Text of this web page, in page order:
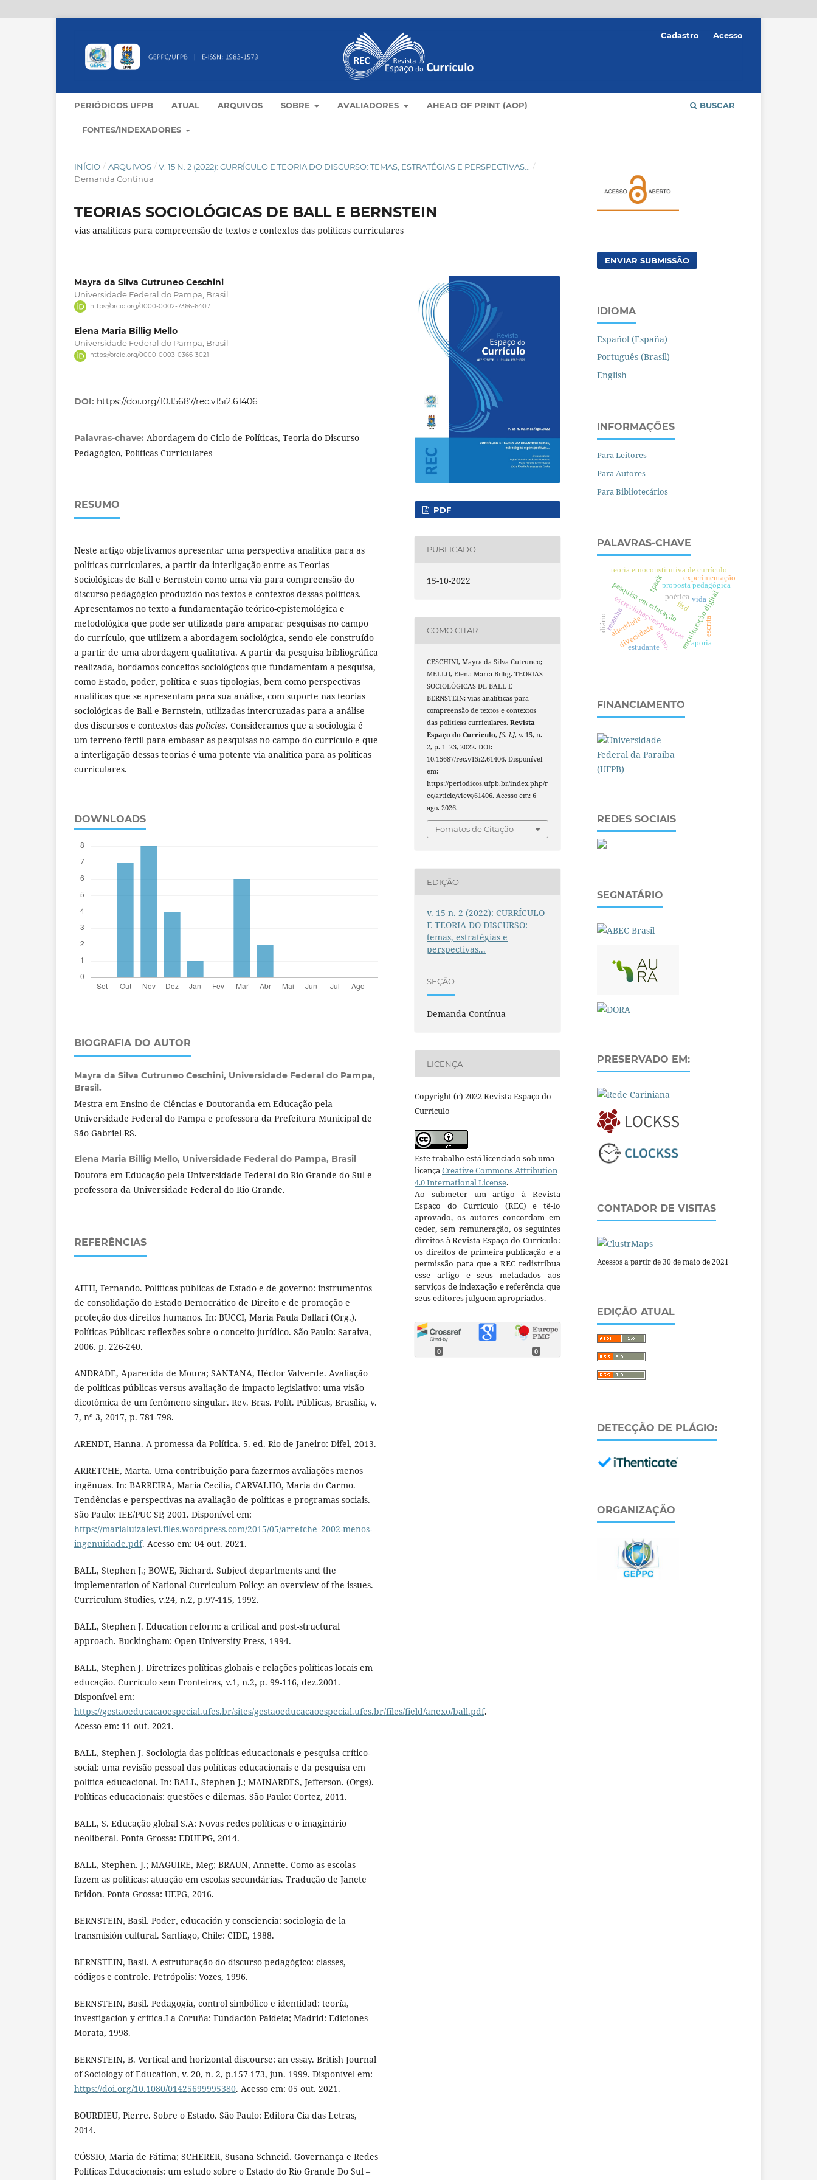
PERIÓDICOS UFPB ATUAL ARQUIVOS SOBRE AVALIADORES AHEAD OF PRINT (AOP)
FONTES/INDEXADORES
BUSCAR
Cadastro Acesso
INÍCIO / ARQUIVOS / V. 15 N. 2 (2022): CURRÍCULO E TEORIA DO DISCURSO: TEMAS, ESTRATÉGIAS E PERSPECTIVAS...
/
Demanda Contínua
TEORIAS SOCIOLÓGICAS DE BALL E BERNSTEIN
vias analíticas para compreensão de textos e contextos das políticas curriculares
Mayra da Silva Cutruneo Ceschini
Universidade Federal do Pampa, Brasil.
https://orcid.org/0000-0002-7366-6407
Elena Maria Billig Mello
Universidade Federal do Pampa, Brasil
https://orcid.org/0000-0003-0366-3021
DOI: https://doi.org/10.15687/rec.v15i2.61406
Palavras-chave: Abordagem do Ciclo de Políticas, Teoria do Discurso
Pedagógico, Políticas Curriculares
RESUMO
Neste artigo objetivamos apresentar uma perspectiva analítica para as
políticas curriculares, a partir da interligação entre as Teorias
Sociológicas de Ball e Bernstein como uma via para compreensão do
discurso pedagógico produzido nos textos e contextos dessas políticas.
Apresentamos no texto a fundamentação teórico-epistemológica e
metodológica que pode ser utilizada para amparar pesquisas no campo
do currículo, que utilizem a abordagem sociológica, sendo ele construído
a partir de uma abordagem qualitativa. A partir da pesquisa bibliográfica
realizada, bordamos conceitos sociológicos que fundamentam a pesquisa,
como Estado, poder, política e suas tipologias, bem como perspectivas
analíticas que se apresentam para sua análise, com suporte nas teorias
sociológicas de Ball e Bernstein, utilizadas intercruzadas para a análise
dos discursos e contextos das policies. Consideramos que a sociologia é
um terreno fértil para embasar as pesquisas no campo do currículo e que
a interligação dessas teorias é uma potente via analítica para as políticas
curriculares.
DOWNLOADS
BIOGRAFIA DO AUTOR
Mayra da Silva Cutruneo Ceschini, Universidade Federal do Pampa,
Brasil.
Mestra em Ensino de Ciências e Doutoranda em Educação pela
Universidade Federal do Pampa e professora da Prefeitura Municipal de
São Gabriel-RS.
Elena Maria Billig Mello, Universidade Federal do Pampa, Brasil
Doutora em Educação pela Universidade Federal do Rio Grande do Sul e
professora da Universidade Federal do Rio Grande.
REFERÊNCIAS
AITH, Fernando. Políticas públicas de Estado e de governo: instrumentos
de consolidação do Estado Democrático de Direito e de promoção e
proteção dos direitos humanos. In: BUCCI, Maria Paula Dallari (Org.).
Políticas Públicas: reflexões sobre o conceito jurídico. São Paulo: Saraiva,
2006. p. 226-240.
ANDRADE, Aparecida de Moura; SANTANA, Héctor Valverde. Avaliação
de políticas públicas versus avaliação de impacto legislativo: uma visão
dicotômica de um fenômeno singular. Rev. Bras. Polít. Públicas, Brasília, v.
7, nº 3, 2017, p. 781-798.
ARENDT, Hanna. A promessa da Política. 5. ed. Rio de Janeiro: Difel, 2013.
ARRETCHE, Marta. Uma contribuição para fazermos avaliações menos
ingênuas. In: BARREIRA, Maria Cecília, CARVALHO, Maria do Carmo.
Tendências e perspectivas na avaliação de políticas e programas sociais.
São Paulo: IEE/PUC SP, 2001. Disponível em:
https://marialuizalevi.files.wordpress.com/2015/05/arretche_2002-menos-
ingenuidade.pdf. Acesso em: 04 out. 2021.
BALL, Stephen J.; BOWE, Richard. Subject departments and the
implementation of National Curriculum Policy: an overview of the issues.
Curriculum Studies, v.24, n.2, p.97-115, 1992.
BALL, Stephen J. Education reform: a critical and post-structural
approach. Buckingham: Open University Press, 1994.
BALL, Stephen J. Diretrizes políticas globais e relações políticas locais em
educação. Currículo sem Fronteiras, v.1, n.2, p. 99-116, dez.2001.
Disponível em:
https://gestaoeducacaoespecial.ufes.br/sites/gestaoeducacaoespecial.ufes.br/files/field/anexo/ball.pdf.
Acesso em: 11 out. 2021.
BALL, Stephen J. Sociologia das políticas educacionais e pesquisa crítico-
social: uma revisão pessoal das políticas educacionais e da pesquisa em
política educacional. In: BALL, Stephen J.; MAINARDES, Jefferson. (Orgs).
Políticas educacionais: questões e dilemas. São Paulo: Cortez, 2011.
BALL, S. Educação global S.A: Novas redes políticas e o imaginário
neoliberal. Ponta Grossa: EDUEPG, 2014.
BALL, Stephen. J.; MAGUIRE, Meg; BRAUN, Annette. Como as escolas
fazem as políticas: atuação em escolas secundárias. Tradução de Janete
Bridon. Ponta Grossa: UEPG, 2016.
BERNSTEIN, Basil. Poder, educación y consciencia: sociologia de la
transmisión cultural. Santiago, Chile: CIDE, 1988.
BERNSTEIN, Basil. A estruturação do discurso pedagógico: classes,
códigos e controle. Petrópolis: Vozes, 1996.
BERNSTEIN, Basil. Pedagogía, control simbólico e identidad: teoría,
investigacíon y crítica.La Coruña: Fundación Paideia; Madrid: Ediciones
Morata, 1998.
BERNSTEIN, B. Vertical and horizontal discourse: an essay. British Journal
of Sociology of Education, v. 20, n. 2, p.157-173, jun. 1999. Disponível em:
https://doi.org/10.1080/01425699995380. Acesso em: 05 out. 2021.
BOURDIEU, Pierre. Sobre o Estado. São Paulo: Editora Cia das Letras,
2014.
CÓSSIO, Maria de Fátima; SCHERER, Susana Schneid. Governança e Redes
Políticas Educacionais: um estudo sobre o Estado do Rio Grande Do Sul –
PDF
PUBLICADO
15-10-2022
COMO CITAR
CESCHINI, Mayra da Silva Cutruneo;
MELLO, Elena Maria Billig. TEORIAS
SOCIOLÓGICAS DE BALL E
BERNSTEIN: vias analíticas para
compreensão de textos e contextos
das políticas curriculares.Revista
Espaço do Currículo,[S. l.], v. 15, n.
2, p. 1–23, 2022. DOI:
10.15687/rec.v15i2.61406. Disponível
em:
https://periodicos.ufpb.br/index.php/r
ec/article/view/61406. Acesso em: 6
ago. 2026.
Fomatos de Citação
EDIÇÃO
v. 15 n. 2 (2022): CURRÍCULO
E TEORIA DO DISCURSO:
temas, estratégias e
perspectivas...
SEÇÃO
Demanda Contínua
LICENÇA
Copyright (c) 2022 Revista Espaço do
Currículo
Este trabalho está licenciado sob uma
licençaCreative Commons Attribution
4.0 International License.
Ao submeter um artigo à Revista
Espaço do Currículo (REC) e tê-lo
aprovado, os autores concordam em
ceder, sem remuneração, os seguintes
direitos à Revista Espaço do Currículo:
os direitos de primeira publicação e a
permissão para que a REC redistribua
esse artigo e seus metadados aos
serviços de indexação e referência que
seus editores julguem apropriados.
0 0
ENVIAR SUBMISSÃO
IDIOMA
Español (España)
Português (Brasil)
English
INFORMAÇÕES
Para Leitores
Para Autores
Para Bibliotecários
PALAVRAS-CHAVE
proposta pedagógica
enculturação digital
pesquisa em educação
escrita
escrevinhações-poéticas
diversidade
tpack
alteridade
poética
teoria etnoconstitutiva de currículo
ffsd
vida
experimentação
aluno.
resenha
estudante
diário
aporia
FINANCIAMENTO
REDES SOCIAIS
SEGNATÁRIO
PRESERVADO EM:
CONTADOR DE VISITAS
Acessos a partir de 30 de maio de 2021
EDIÇÃO ATUAL
DETECÇÃO DE PLÁGIO:
ORGANIZAÇÃO